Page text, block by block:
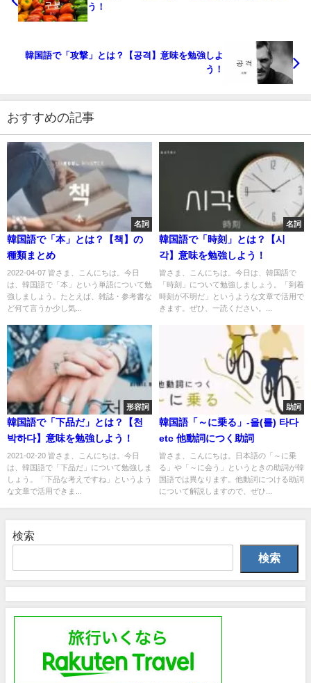
う！
韓国語で「攻撃」とは？【공격】意味を勉強しよ
う！
おすすめの記事
名詞
韓国語で「本」とは？【책】の
種類まとめ
2022-04-07 皆さま、こんにちは。今日
は、韓国語で「本」という単語について勉
強しましょう。たとえば、雑誌・参考書な
ど何て言うか少し気...
名詞
韓国語で「時刻」とは？【시
각】意味を勉強しよう！
皆さま、こんにちは。今日は、韓国語で
「時刻」について勉強しましょう。「到着
時刻が不明だ」というような文章で活用で
きます。ぜひ、一読ください。...
形容詞
韓国語で「下品だ」とは？【천
박하다】意味を勉強しよう！
2021-02-20 皆さま、こんにちは。今日
は、韓国語で「下品だ」について勉強しま
しょう。「下品な考えですね」というよう
な文章で活用できま...
助詞
韓国語「～に乗る」-을(를) 타다
etc 他動詞につく助詞
皆さま、こんにちは。日本語の「～に乗
る」や「～に会う」というときの助詞が韓
国語では異なります。他動詞につける助詞
について解説しますので、ぜひ...
検索
検索